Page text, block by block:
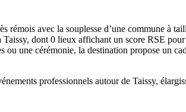
rémois avec la souplesse d’une commune à
dont 0 lieux affichant un score RSE
ou une cérémonie, la destination propose un
professionnels autour de Taissy,